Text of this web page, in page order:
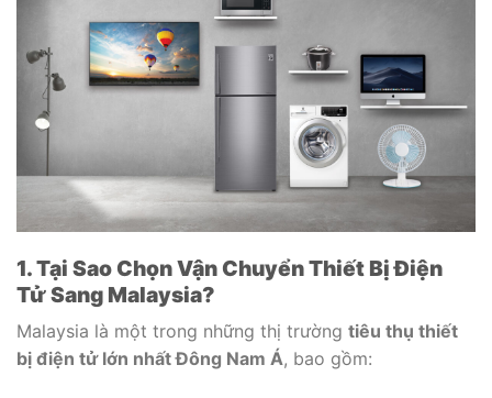
1. Tại Sao Chọn Vận Chuyển Thiết Bị Điện
Tử Sang Malaysia?
Malaysia là một trong những thị trường tiêu thụ thiết
bị điện tử lớn nhất Đông Nam Á, bao gồm: